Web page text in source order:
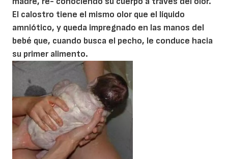
El calostro tiene el mismo olor que el líquido
amniótico, y queda impregnado en las manos del
bebé que, cuando busca el pecho, le conduce hacia
su primer alimento.